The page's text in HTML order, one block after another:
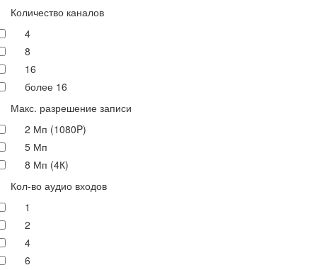
Количество каналов
4
8
16
более 16
Макс. разрешение записи
2 Мп (1080P)
5 Мп
8 Мп (4К)
Кол-во аудио входов
1
2
4
6